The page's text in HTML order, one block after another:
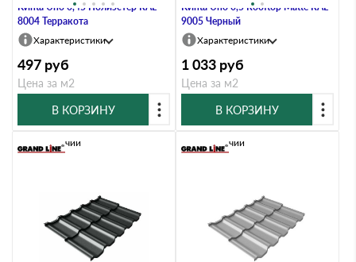
Kvinta Uno 0,45 Полиэстер RAL
8004 Терракота
Характеристики
497 руб
Цена за м2
В КОРЗИНУ
Kvinta Uno 0,5 Rooftop Matte RAL
9005 Черный
Характеристики
1 033 руб
Цена за м2
В КОРЗИНУ
В наличии В наличии